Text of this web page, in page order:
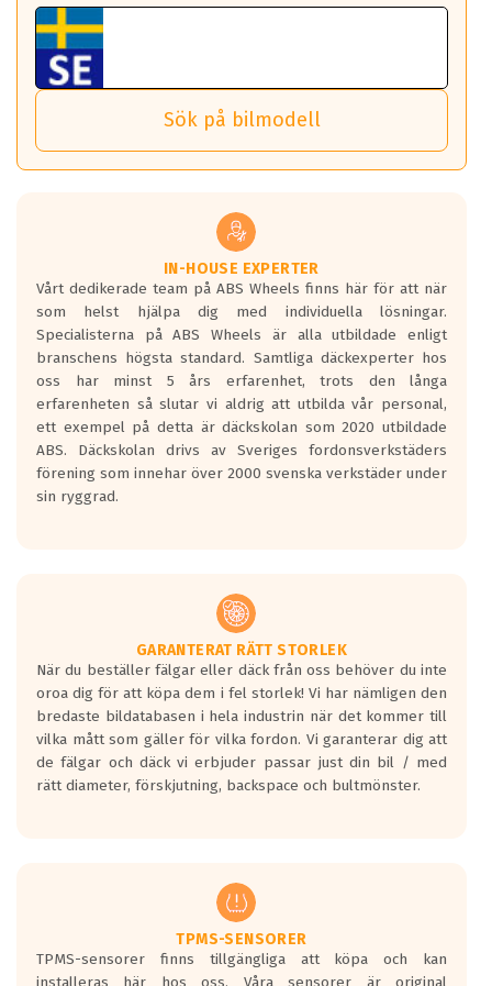
ABS 360 gör det möjligt för dig att ta med fälgarna till din
nästa bil.
Det sparar dig tid och pengar.
*PCD står för pitch circle diameter / Bultmönster.
Tillbehören är av högsta kvalitet och är kompatibla med
ABS Wheels fälgar.
Viktigt att Bult respektive mutter är av storlek (17mm hylsa
Genom att du anger ditt registreringsnummer kan vi matcha
och garantera att tillbehören passar till 100%
vid åtdragning av hjulbultarna.
fordon. Detta sker automatiskt och är inget du som förare
behöver tänka på.
Sensorn sitter inne i hjulet och skickar signaler om lufttryck
och temperatur till din instrumentpanel.
TPMS gör det enkelt att ha koll på att dina däck håller rätt
tryck. Skulle du tappa tryck i något däck varnar TPMS dig
om detta.
helt kort att du som förare alltid ska ha koll på lufttrycket i
Samtliga ABS Wheels fälgar är kompatibla med TPMS
sensorer.
Sök på bilmodell
IN-HOUSE EXPERTER
Vårt dedikerade team på ABS Wheels finns här för att när
som helst hjälpa dig med individuella lösningar.
Specialisterna på ABS Wheels är alla utbildade enligt
branschens högsta standard. Samtliga däckexperter hos
oss har minst 5 års erfarenhet, trots den långa
erfarenheten så slutar vi aldrig att utbilda vår personal,
ett exempel på detta är däckskolan som 2020 utbildade
ABS. Däckskolan drivs av Sveriges fordonsverkstäders
förening som innehar över 2000 svenska verkstäder under
sin ryggrad.
GARANTERAT RÄTT STORLEK
När du beställer fälgar eller däck från oss behöver du inte
oroa dig för att köpa dem i fel storlek! Vi har nämligen den
bredaste bildatabasen i hela industrin när det kommer till
vilka mått som gäller för vilka fordon. Vi garanterar dig att
de fälgar och däck vi erbjuder passar just din bil / med
rätt diameter, förskjutning, backspace och bultmönster.
TPMS-SENSORER
TPMS-sensorer finns tillgängliga att köpa och kan